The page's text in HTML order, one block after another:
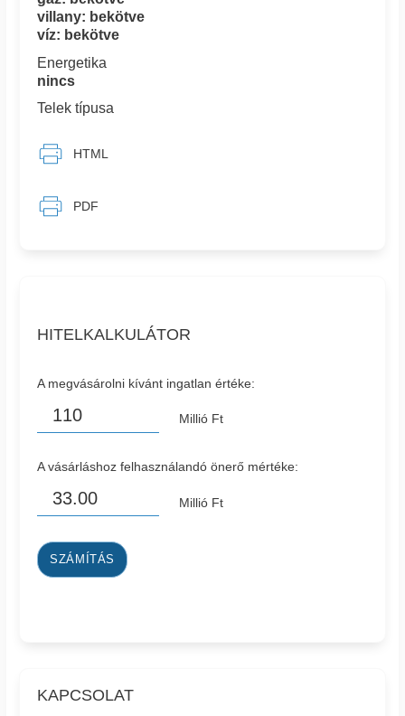
HITELKALKULÁTOR
A megvásárolni kívánt ingatlan értéke:
Millió Ft
A vásárláshoz felhasználandó önerő mértéke:
Millió Ft
SZÁMÍTÁS
KAPCSOLAT
villany: bekötve
víz: bekötve
Energetika
nincs
Telek típusa
HTML
PDF